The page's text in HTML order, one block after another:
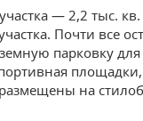
— 2,2 тыс. кв.
Почти все
парковку
на